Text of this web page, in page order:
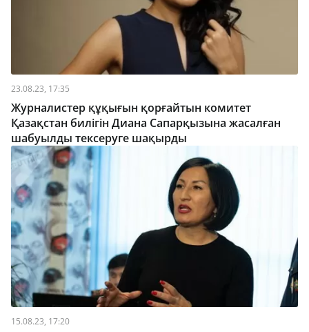
23.08.23, 17:35
Журналистер құқығын қорғайтын комитет
Қазақстан билігін Диана Сапарқызына жасалған
шабуылды тексеруге шақырды
15.08.23, 17:20